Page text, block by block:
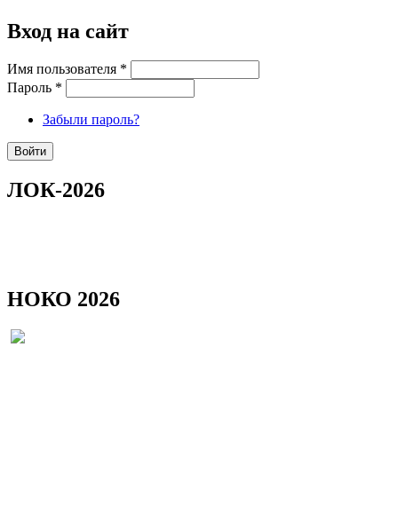
Вход на сайт
Имя пользователя *
Пароль *
Забыли пароль?
ЛОК-2026
НОКО 2026